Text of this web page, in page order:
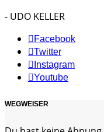
- UDO KELLER
Facebook
Twitter
Instagram
Youtube
WEGWEISER